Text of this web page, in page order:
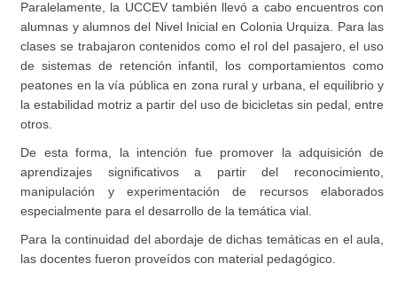
Paralelamente, la UCCEV también llevó a cabo encuentros con
alumnas y alumnos del Nivel Inicial en Colonia Urquiza. Para las
clases se trabajaron contenidos como el rol del pasajero, el uso
de sistemas de retención infantil, los comportamientos como
peatones en la vía pública en zona rural y urbana, el equilibrio y
la estabilidad motriz a partir del uso de bicicletas sin pedal, entre
otros.
De esta forma, la intención fue promover la adquisición de
aprendizajes significativos a partir del reconocimiento,
manipulación y experimentación de recursos elaborados
especialmente para el desarrollo de la temática vial.
Para la continuidad del abordaje de dichas temáticas en el aula,
las docentes fueron proveídos con material pedagógico.